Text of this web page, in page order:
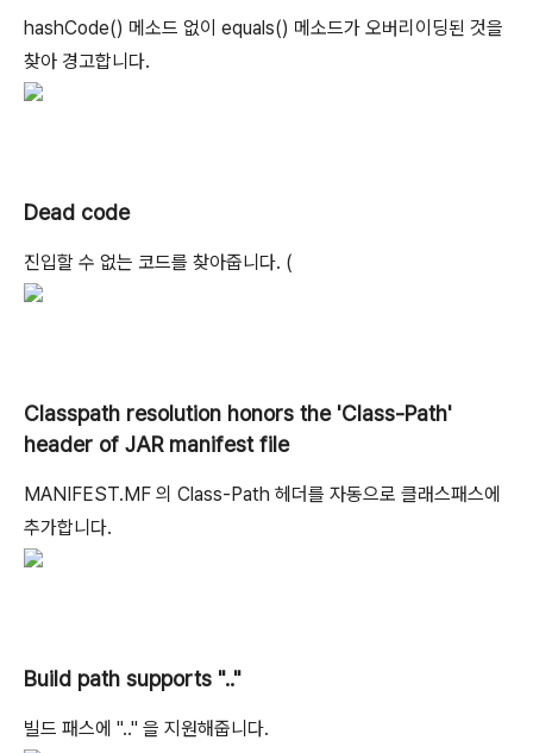
hashCode() 메소드 없이 equals() 메소드가 오버리이딩된 것을
찾아 경고합니다.
Dead code
진입할 수 없는 코드를 찾아줍니다. (
Classpath resolution honors the 'Class-Path'
header of JAR manifest file
MANIFEST.MF 의 Class-Path 헤더를 자동으로 클래스패스에
추가합니다.
Build path supports ".."
빌드 패스에 ".." 을 지원해줍니다.